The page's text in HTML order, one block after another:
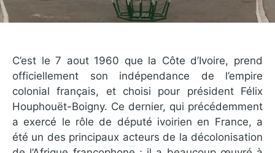
C’est le 7 aout 1960 que la Côte d’Ivoire, prend
officiellement son indépendance de l’empire
colonial français, et choisi pour président Félix
Houphouët-Boigny. Ce dernier, qui précédemment
a exercé le rôle de député ivoirien en France, a
été un des principaux acteurs de la décolonisation